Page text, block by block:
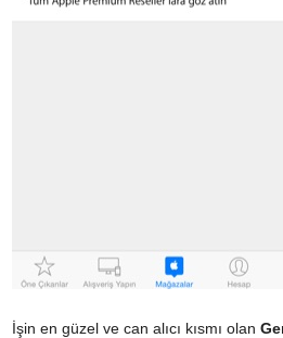
İşin en güzel ve can alıcı kısmı olan